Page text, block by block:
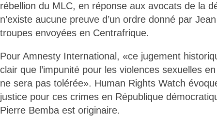
rébellion du MLC, en réponse aux avocats de la
n’existe aucune preuve d’un ordre donné par
troupes envoyées en Centrafrique.
Pour Amnesty International, «ce jugement
clair que l’impunité pour les violences sexuelles
ne sera pas tolérée». Human Rights Watch
justice pour ces crimes en République
Pierre Bemba est originaire.